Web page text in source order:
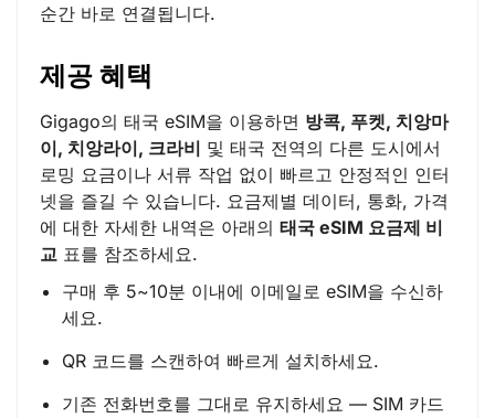
순간 바로 연결됩니다.
제공 혜택
Gigago의 태국 eSIM을 이용하면 방콕, 푸켓, 치앙마
이, 치앙라이, 크라비 및 태국 전역의 다른 도시에서
로밍 요금이나 서류 작업 없이 빠르고 안정적인 인터
넷을 즐길 수 있습니다. 요금제별 데이터, 통화, 가격
에 대한 자세한 내역은 아래의 태국 eSIM 요금제 비
교 표를 참조하세요.
구매 후 5~10분 이내에 이메일로 eSIM을 수신하
세요.
QR 코드를 스캔하여 빠르게 설치하세요.
기존 전화번호를 그대로 유지하세요 — SIM 카드